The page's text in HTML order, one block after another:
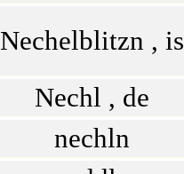
Nechelblitzn , is
Nechl , de
nechln